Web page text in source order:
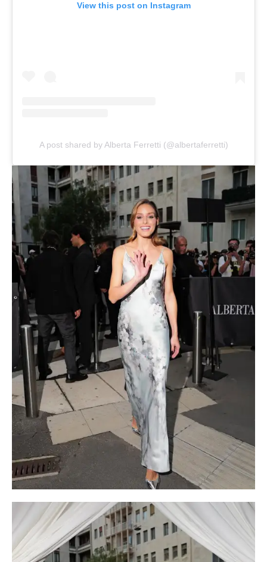
View this post on Instagram
A post shared by Alberta Ferretti (@albertaferretti)